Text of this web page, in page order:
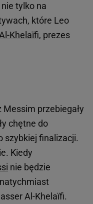
tylko na
które Leo
Khelaïfi, prezes
Messim przebiegały
chętne do
szybkiej finalizacji.
Kiedy
nie będzie
Al-Khelaïfi.